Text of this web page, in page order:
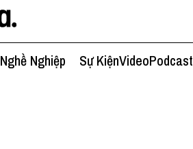
Nghề Nghiệp Sự KiệnVideoPodcast